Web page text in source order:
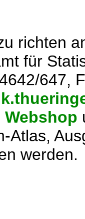
richten
für
647,
Webshop
Atlas,
werden.